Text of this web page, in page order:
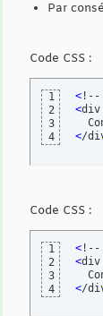
Par
Code CSS :
1
2
3
4
< !--
<div
</
Code CSS :
1
2
3
4
< !--
<div
</